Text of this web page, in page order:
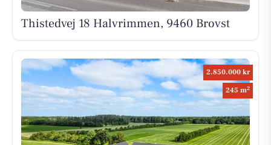
Thistedvej 18 Halvrimmen, 9460 Brovst
2.850.000 kr
245 m2